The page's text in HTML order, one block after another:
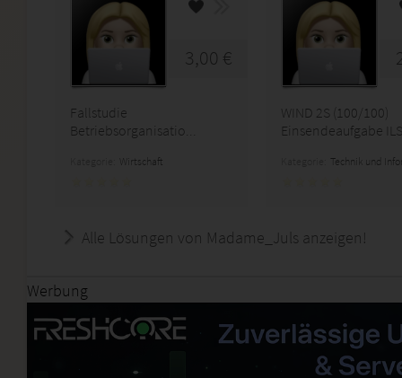
3,00 €
Fallstudie
Betriebsorganisatio...
Wirtschaft
WIND 2S (100/100)
Einsendeaufgabe ILS
Technik und
Alle Lösungen von Madame_Juls anzeigen!
Werbung